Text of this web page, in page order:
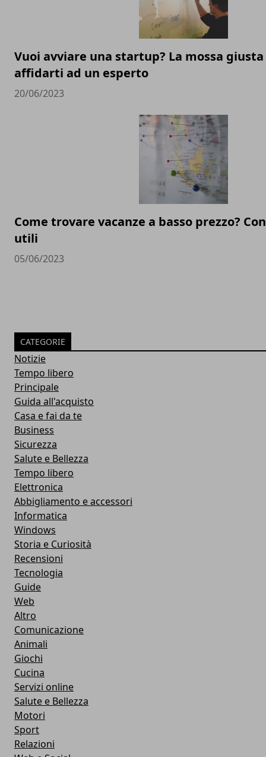
Vuoi avviare una startup? La mossa
affidarti ad un esperto
20/06/2023
Come trovare vacanze a basso prezzo?
utili
05/06/2023
CATEGORIE
Notizie
Tempo libero
Principale
Guida all'acquisto
Casa e fai da te
Business
Sicurezza
Salute e Bellezza
Tempo libero
Elettronica
Abbigliamento e accessori
Informatica
Windows
Storia e Curiosità
Recensioni
Tecnologia
Guide
Web
Altro
Comunicazione
Animali
Giochi
Cucina
Servizi online
Salute e Bellezza
Motori
Sport
Relazioni